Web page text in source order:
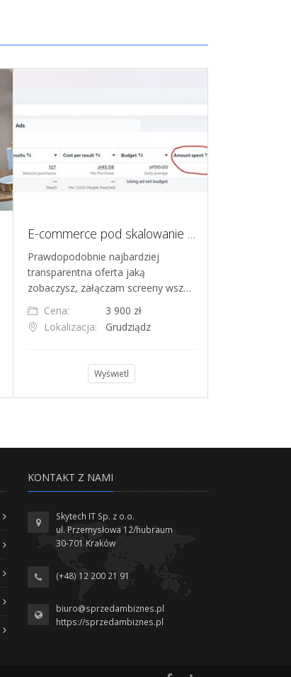
E-commerce pod skalowanie i performance marketing z FB/META Ads
Prawdopodobnie najbardziej
transparentna oferta jaką
zobaczysz, załączam screeny wsz…
Cena:
3 900 zł
Lokalizacja:
Grudziądz
Wyświetl
KONTAKT Z NAMI
Skytech IT Sp. z o.o.
ul. Przemysłowa 12/hubraum
30-701 Kraków
(+48) 12 200 21 91
biuro@sprzedambiznes.pl
https://sprzedambiznes.pl